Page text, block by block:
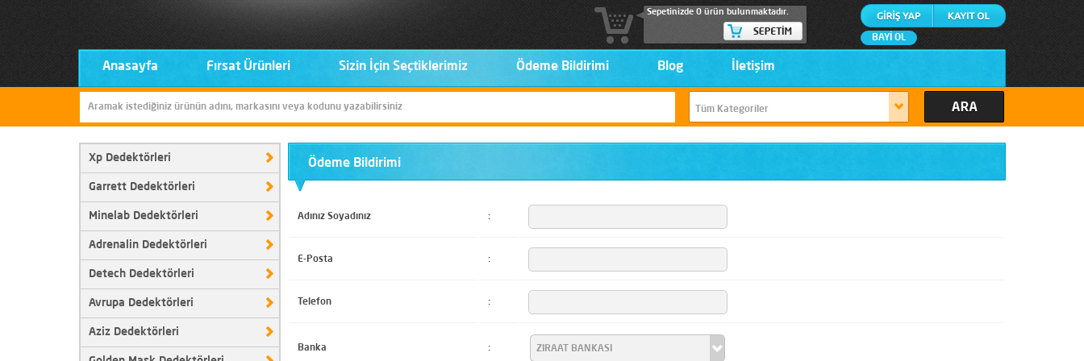
BAYİ OL
Sepetinizde 0 ürün bulunmaktadır.
Anasayfa Fırsat Ürünleri Sizin İçin Seçtiklerimiz Ödeme Bildirimi Blog İletişim
Xp Dedektörleri
Garrett Dedektörleri
Minelab Dedektörleri
Adrenalin Dedektörleri
Detech Dedektörleri
Avrupa Dedektörleri
Aziz Dedektörleri
Ödeme Bildirimi
Adınız Soyadınız :
E-Posta :
Telefon :
Banka :